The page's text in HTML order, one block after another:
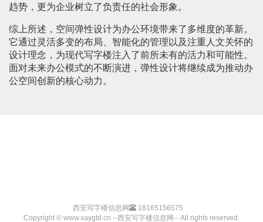
趋势，更为企业树立了负责任的社会形象。
综上所述，空间弹性设计为办公环境带来了多维度的革新。
它通过灵活多变的布局、智能化的管理以及注重人文关怀的
设计理念，为现代写字楼注入了前所未有的活力和可能性。
面对未来办公模式的不断演进，弹性设计将继续成为推动办
公空间创新的核心动力。
西安写字楼信息网
18165156575
Copyright © www.xaygtd.cn --西安写字楼信息网-- All rights reserved.